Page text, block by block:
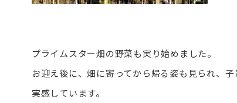
プライムスター畑の野菜も実り始めました。
お迎え後に、畑に寄ってから帰る姿も見られ、
実感しています。